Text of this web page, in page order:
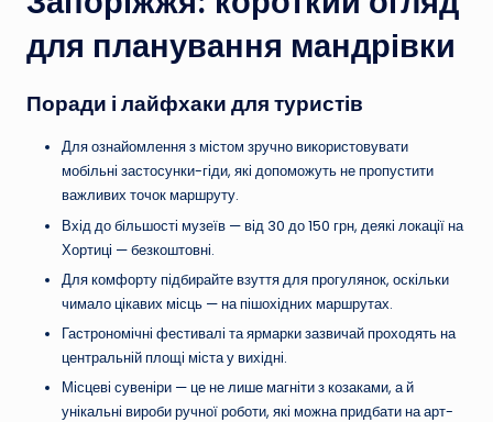
для планування мандрівки
Поради і лайфхаки для туристів
Для ознайомлення з містом зручно використовувати
мобільні застосунки-гіди, які допоможуть не пропустити
важливих точок маршруту.
Вхід до більшості музеїв — від 30 до 150 грн, деякі локації на
Хортиці — безкоштовні.
Для комфорту підбирайте взуття для прогулянок, оскільки
чимало цікавих місць — на пішохідних маршрутах.
Гастрономічні фестивалі та ярмарки зазвичай проходять на
центральній площі міста у вихідні.
Місцеві сувеніри — це не лише магніти з козаками, а й
унікальні вироби ручної роботи, які можна придбати на арт-